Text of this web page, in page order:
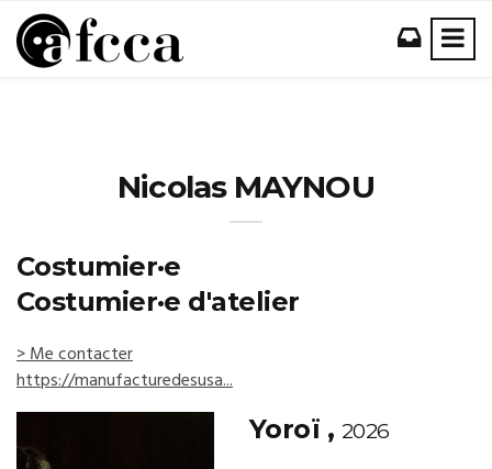
Nicolas MAYNOU
Costumier·e
Costumier·e d'atelier
> Me contacter
https://manufacturedesusa...
Yoroï , 2026